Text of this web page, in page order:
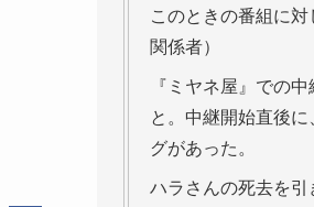
このときの番組に
関係者）
『ミヤネ屋』での
と。中継開始直後
グがあった。
ハラさんの死去を引